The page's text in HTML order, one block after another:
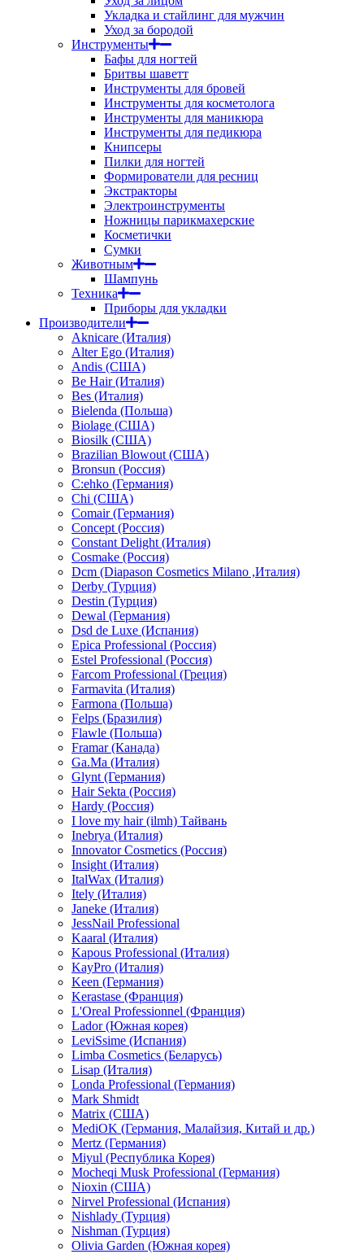
Укладка и стайлинг для мужчин
Уход за бородой
Инструменты
Бафы для ногтей
Бритвы шаветт
Инструменты для бровей
Инструменты для косметолога
Инструменты для маникюра
Инструменты для педикюра
Книпсеры
Пилки для ногтей
Формирователи для ресниц
Экстракторы
Электроинструменты
Ножницы парикмахерские
Косметички
Сумки
Животным
Шампунь
Техника
Приборы для укладки
Производители
Aknicare (Италия)
Alter Ego (Италия)
Andis (США)
Be Hair (Италия)
Bes (Италия)
Bielenda (Польша)
Biolage (США)
Biosilk (США)
Brazilian Blowout (США)
Bronsun (Россия)
C:ehko (Германия)
Chi (США)
Comair (Германия)
Concept (Россия)
Constant Delight (Италия)
Cosmake (Россия)
Dcm (Diapason Cosmetics Milano ,Италия)
Derby (Турция)
Destin (Турция)
Dewal (Германия)
Dsd de Luxe (Испания)
Epica Professional (Россия)
Estel Professional (Россия)
Farcom Professional (Греция)
Farmavita (Италия)
Farmona (Польша)
Felps (Бразилия)
Flawle (Польша)
Framar (Канада)
Ga.Ma (Италия)
Glynt (Германия)
Hair Sekta (Россия)
Hardy (Россия)
I love my hair (ilmh) Тайвань
Inebrya (Италия)
Innovator Cosmetics (Россия)
Insight (Италия)
ItalWax (Италия)
Itely (Италия)
Janeke (Италия)
JessNail Professional
Kaaral (Италия)
Kapous Professional (Италия)
KayPro (Италия)
Keen (Германия)
Kerastase (Франция)
L'Oreal Professionnel (Франция)
Lador (Южная корея)
LeviSsime (Испания)
Limba Cosmetics (Беларусь)
Lisap (Италия)
Londa Professional (Германия)
Mark Shmidt
Matrix (США)
MediOK (Германия, Малайзия, Китай и др.)
Mertz (Германия)
Miyul (Республика Корея)
Mocheqi Musk Professional (Германия)
Nioxin (США)
Nirvel Professional (Испания)
Nishlady (Турция)
Nishman (Турция)
Olivia Garden (Южная корея)